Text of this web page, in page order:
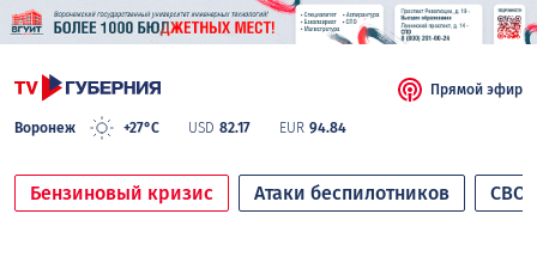
Воронеж +27°C USD 82.17 EUR 94.84
Прямой эфир
Бензиновый кризис Атаки беспилотников СВО